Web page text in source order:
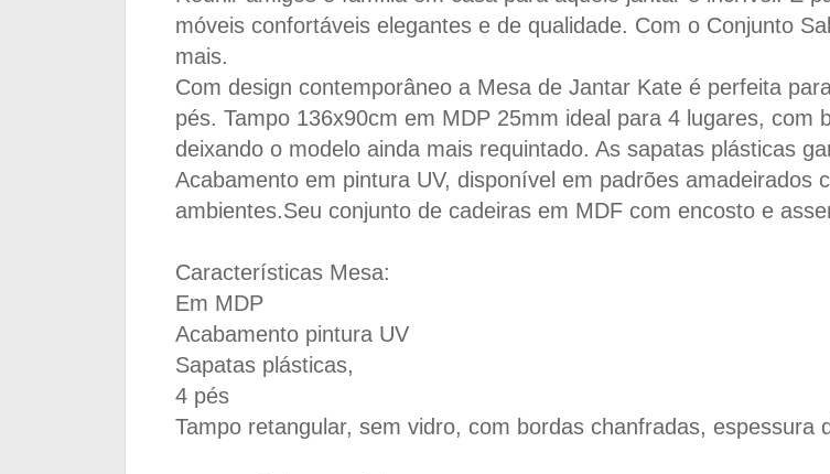
móveis confortáveis elegantes e de qualidade. Com o Conjunto
mais.
Com design contemporâneo a Mesa de Jantar Kate é perfeita
pés. Tampo 136x90cm em MDP 25mm ideal para 4 lugares, com
deixando o modelo ainda mais requintado. As sapatas plásticas
Acabamento em pintura UV, disponível em padrões amadeirados
ambientes.Seu conjunto de cadeiras em MDF com encosto e
Características Mesa:
Em MDP
Acabamento pintura UV
Sapatas plásticas,
4 pés
Tampo retangular, sem vidro, com bordas chanfradas, espessura